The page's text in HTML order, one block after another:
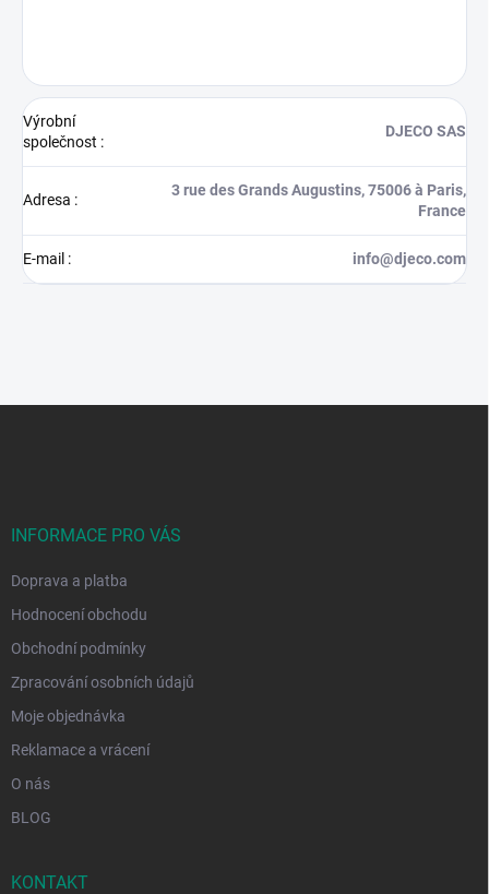
Výrobní
společnost :
DJECO SAS
Adresa :
3 rue des Grands Augustins, 75006 à Paris,
France
E-mail : info@djeco.com
INFORMACE PRO VÁS
Doprava a platba
Hodnocení obchodu
Obchodní podmínky
Zpracování osobních údajů
Moje objednávka
Reklamace a vrácení
O nás
BLOG
KONTAKT